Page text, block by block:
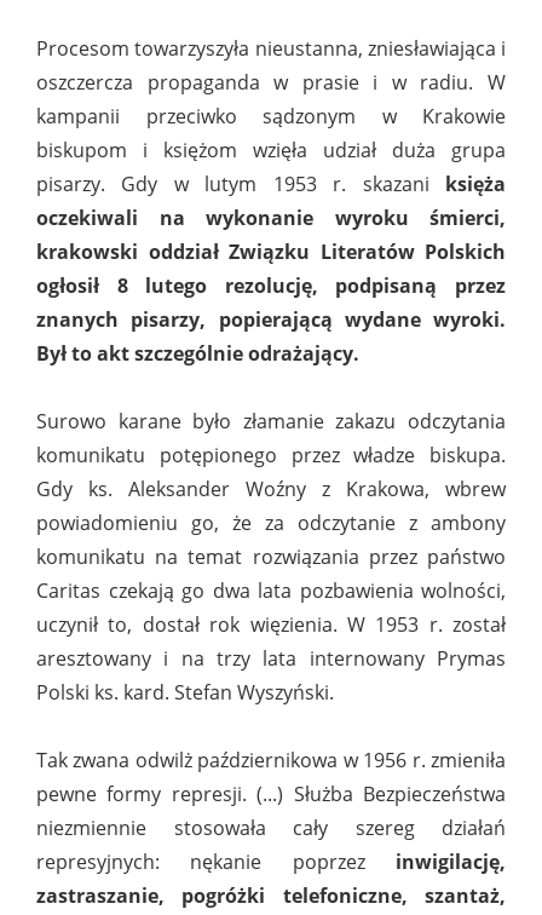
Procesom towarzyszyła nieustanna, zniesławiająca i
oszczercza propaganda w prasie i w radiu. W
kampanii przeciwko sądzonym w Krakowie
biskupom i księżom wzięła udział duża grupa
pisarzy. Gdy w lutym 1953 r. skazani księża
oczekiwali na wykonanie wyroku śmierci,
krakowski oddział Związku Literatów Polskich
ogłosił 8 lutego rezolucję, podpisaną przez
znanych pisarzy, popierającą wydane wyroki.
Był to akt szczególnie odrażający.
Surowo karane było złamanie zakazu odczytania
komunikatu potępionego przez władze biskupa.
Gdy ks. Aleksander Woźny z Krakowa, wbrew
powiadomieniu go, że za odczytanie z ambony
komunikatu na temat rozwiązania przez państwo
Caritas czekają go dwa lata pozbawienia wolności,
uczynił to, dostał rok więzienia. W 1953 r. został
aresztowany i na trzy lata internowany Prymas
Polski ks. kard. Stefan Wyszyński.
Tak zwana odwilż październikowa w 1956 r. zmieniła
pewne formy represji. (...) Służba Bezpieczeństwa
niezmiennie stosowała cały szereg działań
represyjnych: nękanie poprzez inwigilację,
zastraszanie, pogróżki telefoniczne, szantaż,